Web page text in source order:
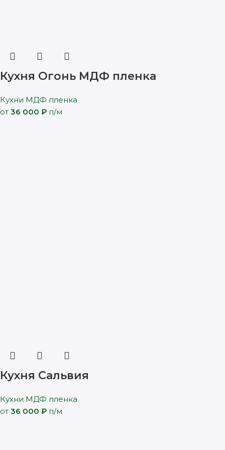
Кухня Огонь МДФ пленка
Кухни МДФ пленка
от 36 000 ₽ п/м
Кухня Сальвия
Кухни МДФ пленка
от 36 000 ₽ п/м